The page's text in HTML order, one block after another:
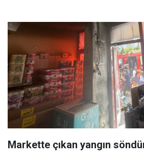
Markette çıkan yangın